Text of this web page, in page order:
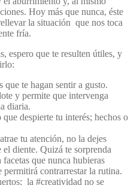
Hoy más que nunca, éste
la situación que nos toca
fría.
espero que te resulten útiles, y
que te hagan sentir a gusto.
y permite que intervenga
diaria.
despierte tu interés; hechos o
tu atención, no la dejes
el diente. Quizá te sorprenda
que nunca hubieras
permitirá contrarrestar la rutina.
la #creatividad no se